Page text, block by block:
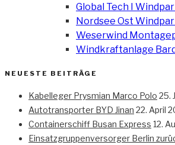
Global Tech I
Nordsee Ost
Weserwind
Windkraftanlage
NEUESTE BEITRÄGE
Kabelleger Prysmian Marco Polo 25.
Autotransporter BYD Jinan 22. April
Containerschiff Busan Express 12.
Einsatzgruppenversorger Berlin